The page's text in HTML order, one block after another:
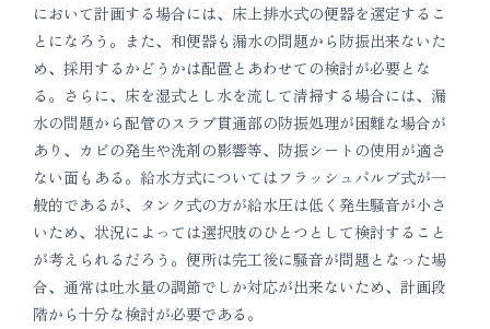
において計画する場合には、床上排水式の便器を選定するこ
とになろう。また、和便器も漏水の問題から防振出来ないた
め、採用するかどうかは配置とあわせての検討が必要とな
る。さらに、床を湿式とし水を流して清掃する場合には、漏
水の問題から配管のスラブ貫通部の防振処理が困難な場合が
あり、カビの発生や洗剤の影響等、防振シートの使用が適さ
ない面もある。給水方式についてはフラッシュバルブ式が一
般的であるが、タンク式の方が給水圧は低く発生騒音が小さ
いため、状況によっては選択肢のひとつとして検討すること
が考えられるだろう。便所は完工後に騒音が問題となった場
合、通常は吐水量の調節でしか対応が出来ないため、計画段
階から十分な検討が必要である。